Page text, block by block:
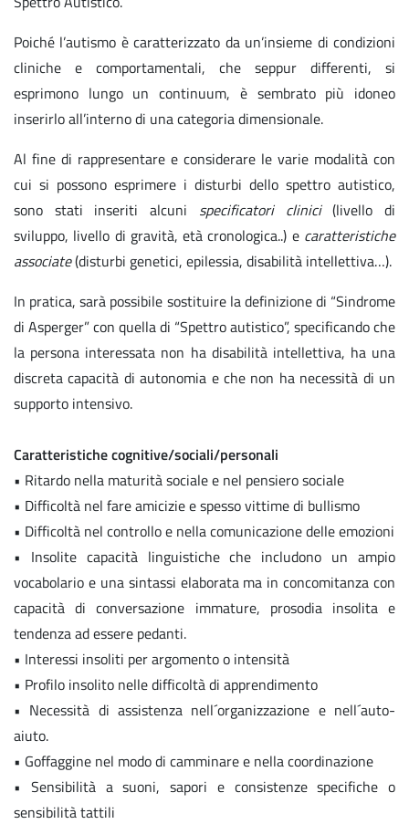
Poiché l’autismo è caratterizzato da un’insieme di condizioni
cliniche e comportamentali, che seppur differenti, si
esprimono lungo un continuum, è sembrato più idoneo
inserirlo all’interno di una categoria dimensionale.
Al fine di rappresentare e considerare le varie modalità con
cui si possono esprimere i disturbi dello spettro autistico,
sono stati inseriti alcuni specificatori clinici(livello di
sviluppo, livello di gravità, età cronologica..) e caratteristiche
associate(disturbi genetici, epilessia, disabilità intellettiva…).
In pratica, sarà possibile sostituire la definizione di “Sindrome
di Asperger” con quella di “Spettro autistico”, specificando che
la persona interessata non ha disabilità intellettiva, ha una
discreta capacità di autonomia e che non ha necessità di un
supporto intensivo.
Caratteristiche cognitive/sociali/personali
• Ritardo nella maturità sociale e nel pensiero sociale
• Difficoltà nel fare amicizie e spesso vittime di bullismo
• Difficoltà nel controllo e nella comunicazione delle emozioni
• Insolite capacità linguistiche che includono un ampio
vocabolario e una sintassi elaborata ma in concomitanza con
capacità di conversazione immature, prosodia insolita e
tendenza ad essere pedanti.
• Interessi insoliti per argomento o intensità
• Profilo insolito nelle difficoltà di apprendimento
• Necessità di assistenza nell´organizzazione e nell´auto-
aiuto.
• Goffaggine nel modo di camminare e nella coordinazione
• Sensibilità a suoni, sapori e consistenze specifiche o
sensibilità tattili